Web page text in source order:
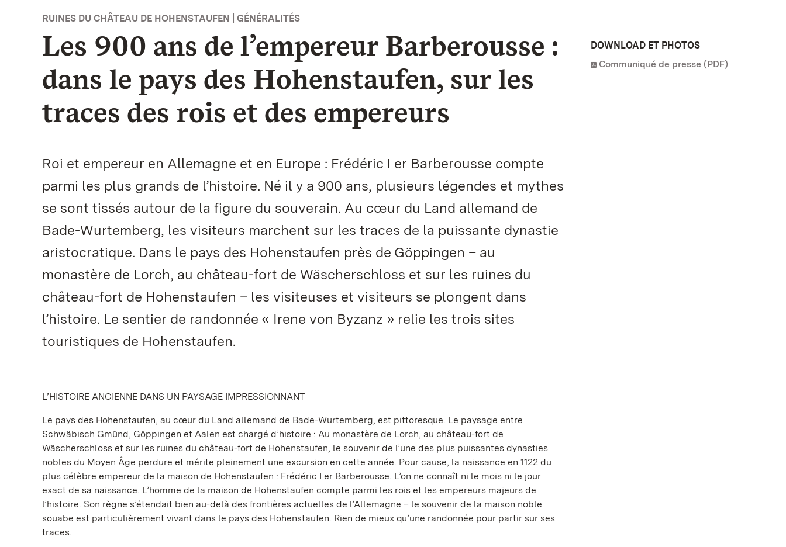
RUINES DU CHÂTEAU DE HOHENSTAUFEN | GÉNÉRALITÉS
Les 900 ans de l’empereur Barberousse :
dans le pays des Hohenstaufen, sur les
traces des rois et des empereurs
Roi et empereur en Allemagne et en Europe : Frédéric I er Barberousse compte
parmi les plus grands de l’histoire. Né il y a 900 ans, plusieurs légendes et mythes
se sont tissés autour de la figure du souverain. Au cœur du Land allemand de
Bade-Wurtemberg, les visiteurs marchent sur les traces de la puissante dynastie
aristocratique. Dans le pays des Hohenstaufen près de Göppingen – au
monastère de Lorch, au château-fort de Wäscherschloss et sur les ruines du
château-fort de Hohenstaufen – les visiteuses et visiteurs se plongent dans
l’histoire. Le sentier de randonnée « Irene von Byzanz » relie les trois sites
touristiques de Hohenstaufen.
L’HISTOIRE ANCIENNE DANS UN PAYSAGE IMPRESSIONNANT
Le pays des Hohenstaufen, au cœur du Land allemand de Bade-Wurtemberg, est pittoresque. Le paysage entre
Schwäbisch Gmünd, Göppingen et Aalen est chargé d’histoire : Au monastère de Lorch, au château-fort de
Wäscherschloss et sur les ruines du château-fort de Hohenstaufen, le souvenir de l’une des plus puissantes dynasties
nobles du Moyen Âge perdure et mérite pleinement une excursion en cette année. Pour cause, la naissance en 1122 du
plus célèbre empereur de la maison de Hohenstaufen : Frédéric I er Barberousse. L’on ne connaît ni le mois ni le jour
exact de sa naissance. L’homme de la maison de Hohenstaufen compte parmi les rois et les empereurs majeurs de
l’histoire. Son règne s’étendait bien au-delà des frontières actuelles de l’Allemagne – le souvenir de la maison noble
souabe est particulièrement vivant dans le pays des Hohenstaufen. Rien de mieux qu’une randonnée pour partir sur ses
traces.
DOWNLOAD ET PHOTOS
Communiqué de presse (PDF)